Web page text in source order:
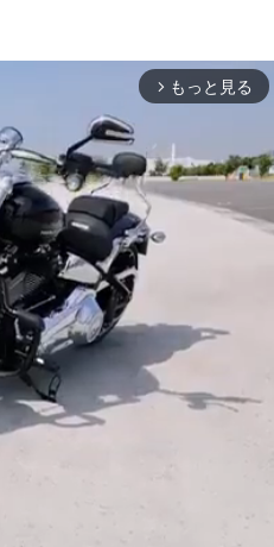
arrow_forward_ios もっと見る